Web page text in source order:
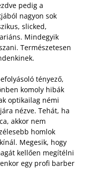
pedig a
nagyon sok
slicked,
Mindegyik
Természetesen
tényező,
komoly hibák
optikailag némi
nézve. Tehát, ha
akkor nem
homlok
Megesik, hogy
kellően megítélni
egy profi barber